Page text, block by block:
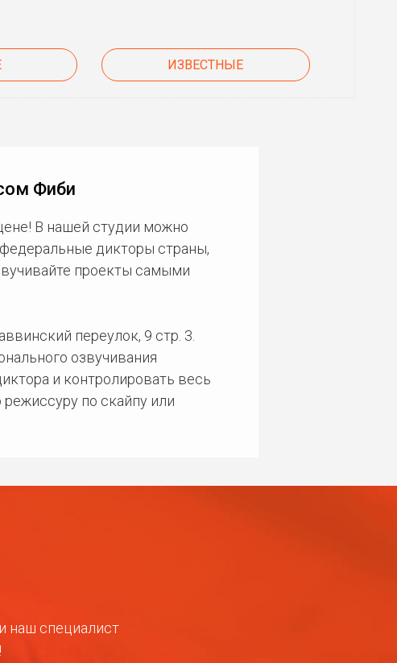
ИЗВЕСТНЫЕ
Фиби
В нашей студии можно
дикторы страны,
проекты самыми
переулок, 9 стр. 3.
озвучивания
и контролировать весь
по скайпу или
наш специалист